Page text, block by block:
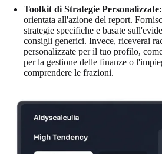
Toolkit di Strategie Personalizzate:
orientata all'azione del report.
strategie specifiche e basate
consigli generici. Invece, riceverai
personalizzate per il tuo profilo,
per la gestione delle finanze o
comprendere le frazioni.